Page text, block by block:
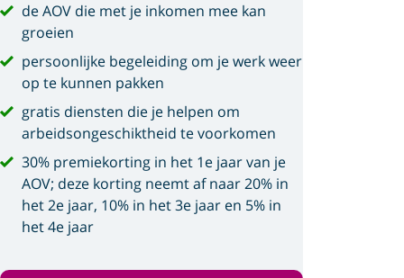
de AOV die met je inkomen mee kan
groeien
persoonlijke begeleiding om je werk weer
op te kunnen pakken
gratis diensten die je helpen om
arbeidsongeschiktheid te voorkomen
30% premiekorting in het 1e jaar van je
AOV; deze korting neemt af naar 20% in
het 2e jaar, 10% in het 3e jaar en 5% in
het 4e jaar